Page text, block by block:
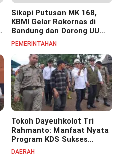
Sikapi Putusan MK 168,
KBMI Gelar Rakornas di
Bandung dan Dorong UU
Perlindungan Pekerja
PEMERINTAHAN
Tokoh Dayeuhkolot Tri
Rahmanto: Manfaat Nyata
Program KDS Sukses
Dirasakan Seluruh Lapisan
DAERAH